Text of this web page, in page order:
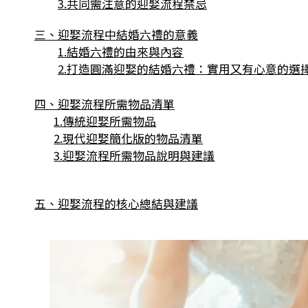
3.共同需注意的迎娶流程禁忌
三、迎娶流程中結婚六禮的意義
1.結婚六禮的由來與內容
2.打造圓滿迎娶的結婚六禮：實用又有心意的選
四、迎娶流程所需物品清單
1.傳統迎娶所需物品
2.現代迎娶簡化版的物品清單
3.迎娶流程所需物品說明與建議
五、迎娶流程的核心總結與建議